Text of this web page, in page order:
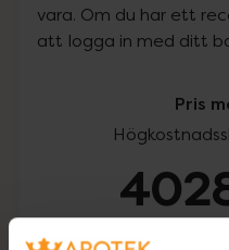
vara. Om du har ett
att logga in med ditt
Pris